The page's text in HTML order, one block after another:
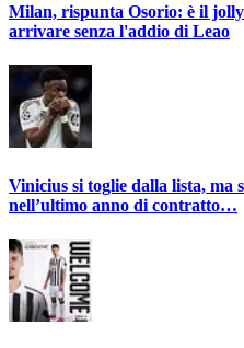
Milan, rispunta Osorio: è il
arrivare senza l'addio di Leao
Vinicius si toglie dalla lista, ma
nell’ultimo anno di contratto…